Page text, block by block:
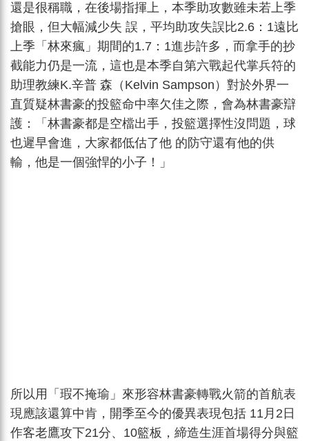
還是很稱職，在後場指揮上，本季助攻數雖未若上季
搶眼，但大幅減少失 誤，平均助攻失誤比2.6：1遠比
上季「林來瘋」期間的1.7：1進步許多，而拿手的抄
截能力仍是一流，這也是本季自第六戰起代掌兵符的
助理教練K.辛普 森（Kelvin Sampson）對於外界一
直質疑林書豪的投籃命中率欠佳之際，會為林書豪辯
護：「林書豪都是空檔出手，投籃選擇性沒問題，球
也遲早會進，大家都低估了他 的防守還有他的供
輸，他是一個強悍的小子！」
所以用「瑕不掩瑜」來形容林書豪轉戰火箭的首航表
現應該還算中肯，開季至今的優異表現包括 11月2日
作客老鷹攻下21分、10籃板，締造生涯首場得分與籃